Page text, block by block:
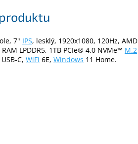
7" IPS, lesklý, 1920x1080, 120Hz, AMD
LPDDR5, 1TB PCIe® 4.0 NVMe™ M.2
C, WiFi 6E, Windows 11 Home.